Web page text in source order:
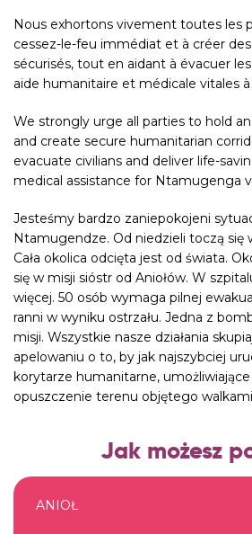
Nous exhortons vivement toutes les
cessez-le-feu immédiat et à créer
sécurisés, tout en aidant à évacuer
aide humanitaire et médicale vitales
We strongly urge all parties to hold
and create secure humanitarian
evacuate civilians and deliver life-
medical assistance for Ntamugenga
Jesteśmy bardzo zaniepokojeni
Ntamugendze. Od niedzieli toczą się
Cała okolica odcięta jest od świata.
się w misji sióstr od Aniołów. W
więcej. 50 osób wymaga pilnej
ranni w wyniku ostrzału. Jedna z
misji. Wszystkie nasze działania
apelowaniu o to, by jak najszybciej
korytarze humanitarne,
opuszczenie terenu objętego
Jak możesz
ANIOŁ